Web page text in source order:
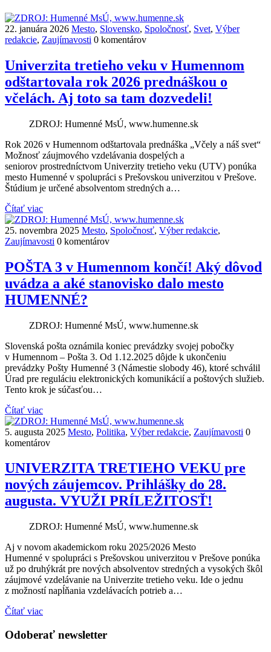
22. januára 2026 Mesto, Slovensko, Spoločnosť, Svet, Výber
redakcie, Zaujímavosti 0 komentárov
Univerzita tretieho veku v Humennom
odštartovala rok 2026 prednáškou o
včelách. Aj toto sa tam dozvedeli!
ZDROJ: Humenné MsÚ, www.humenne.sk
Rok 2026 v Humennom odštartovala prednáška „Včely a náš svet“
Možnosť záujmového vzdelávania dospelých a
seniorov prostredníctvom Univerzity tretieho veku (UTV) ponúka
mesto Humenné v spolupráci s Prešovskou univerzitou v Prešove.
Štúdium je určené absolventom stredných a…
Čítať viac
25. novembra 2025 Mesto, Spoločnosť, Výber redakcie,
Zaujímavosti 0 komentárov
POŠTA 3 v Humennom končí! Aký dôvod
uvádza a aké stanovisko dalo mesto
HUMENNÉ?
ZDROJ: Humenné MsÚ, www.humenne.sk
Slovenská pošta oznámila koniec prevádzky svojej pobočky
v Humennom – Pošta 3. Od 1.12.2025 dôjde k ukončeniu
prevádzky Pošty Humenné 3 (Námestie slobody 46), ktoré schválil
Úrad pre reguláciu elektronických komunikácií a poštových služieb.
Tento krok je súčasťou…
Čítať viac
5. augusta 2025 Mesto, Politika, Výber redakcie, Zaujímavosti 0
komentárov
UNIVERZITA TRETIEHO VEKU pre
nových záujemcov. Prihlášky do 28.
augusta. VYUŽI PRÍLEŽITOSŤ!
ZDROJ: Humenné MsÚ, www.humenne.sk
Aj v novom akademickom roku 2025/2026 Mesto
Humenné v spolupráci s Prešovskou univerzitou v Prešove ponúka
už po druhýkrát pre nových absolventov stredných a vysokých škôl
záujmové vzdelávanie na Univerzite tretieho veku. Ide o jednu
z možností napĺňania vzdelávacích potrieb a…
Čítať viac
Odoberať newsletter